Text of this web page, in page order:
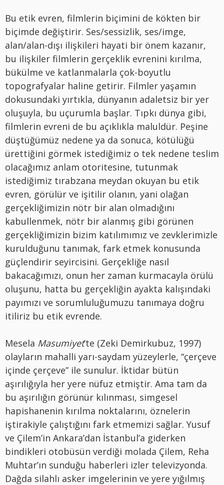
Bu etik evren, filmlerin biçimini de kökten bir
biçimde değiştirir. Ses/sessizlik, ses/imge,
alan/alan-dışı ilişkileri hayati bir önem kazanır,
bu ilişkiler filmlerin gerçeklik evrenini kırılma,
bükülme ve katlanmalarla çok-boyutlu
topografyalar haline getirir. Filmler yaşamın
dokusundaki yırtıkla, dünyanın adaletsiz bir yer
oluşuyla, bu uçurumla başlar. Tıpkı dünya gibi,
filmlerin evreni de bu açıklıkla maluldür. Peşine
düştüğümüz nedene ya da sonuca, kötülüğü
ürettiğini görmek istediğimiz o tek nedene teslim
olacağımız anlam otoritesine, tutunmak
istediğimiz tırabzana meydan okuyan bu etik
evren, görülür ve işitilir olanın, yani olağan
gerçekliğimizin nötr bir alan olmadığını
kabullenmek, nötr bir alanmış gibi görünen
gerçekliğimizin bizim katılımımız ve zevklerimizle
kurulduğunu tanımak, fark etmek konusunda
güçlendirir seyircisini. Gerçekliğe nasıl
bakacağımızı, onun her zaman kurmacayla örülü
oluşunu, hatta bu gerçekliğin ayakta kalışındaki
payımızı ve sorumluluğumuzu tanımaya doğru
itiliriz bu etik evrende.
Mesela Masumiyet’te (Zeki Demirkubuz, 1997)
olayların mahalli yarı-saydam yüzeylerle, “çerçeve
içinde çerçeve” ile sunulur. İktidar bütün
aşırılığıyla her yere nüfuz etmiştir. Ama tam da
bu aşırılığın görünür kılınması, simgesel
hapishanenin kırılma noktalarını, öznelerin
iştirakiyle çalıştığını fark etmemizi sağlar. Yusuf
ve Çilem’in Ankara’dan İstanbul’a giderken
bindikleri otobüsün verdiği molada Çilem, Reha
Muhtar’ın sunduğu haberleri izler televizyonda.
Dağda silahlı asker imgelerinin ve yere yığılmış